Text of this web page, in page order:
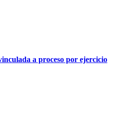
a proceso por ejercicio